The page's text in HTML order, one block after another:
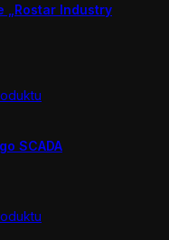
„Rostar Industry
SCADA